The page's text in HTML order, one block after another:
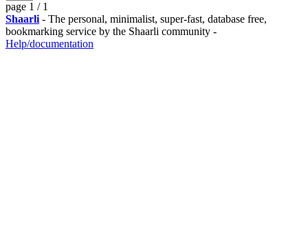
page 1 / 1
Shaarli - The personal, minimalist, super-fast, database free,
bookmarking service by the Shaarli community -
Help/documentation